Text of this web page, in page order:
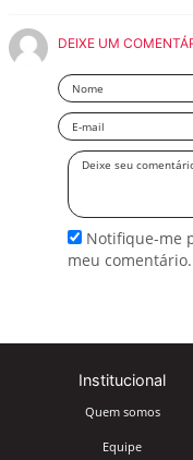
DEIXE UM
Nome
Email
Deixe
Notifique-me
meu comentário.
Institucional
Quem somos
Equipe